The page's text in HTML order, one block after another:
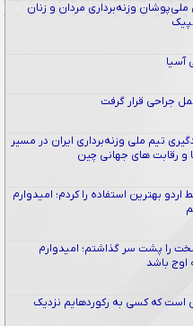
وزنه‌برداری مردان و زنان
جراحی قرار گرفت
تیم ملی وزنه‌برداری ایران در مسیر
و رقابت های جهانی چین
اردو بهترین استفاده را کردم؛ امیدوارم
را پشت سر گذاشتم؛ امیدوارم
اوج باشد
است که کسی به رکوردهایم نزدیک